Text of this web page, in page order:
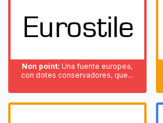
Non point: Una fuente europea,
con dotes conservadores, que...